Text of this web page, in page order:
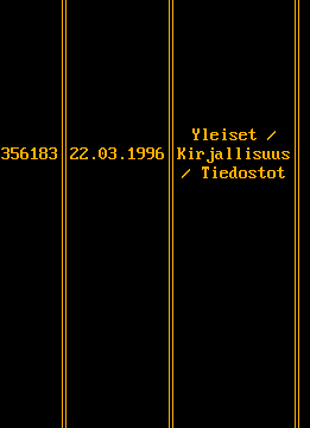
356183 22.03.1996
Yleiset /
Kirjallisuus
/ Tiedostot